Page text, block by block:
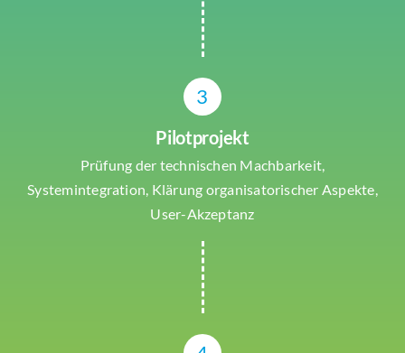
3
Pilotprojekt
Prüfung der technischen Machbarkeit,
Systemintegration, Klärung organisatorischer Aspekte,
User-Akzeptanz